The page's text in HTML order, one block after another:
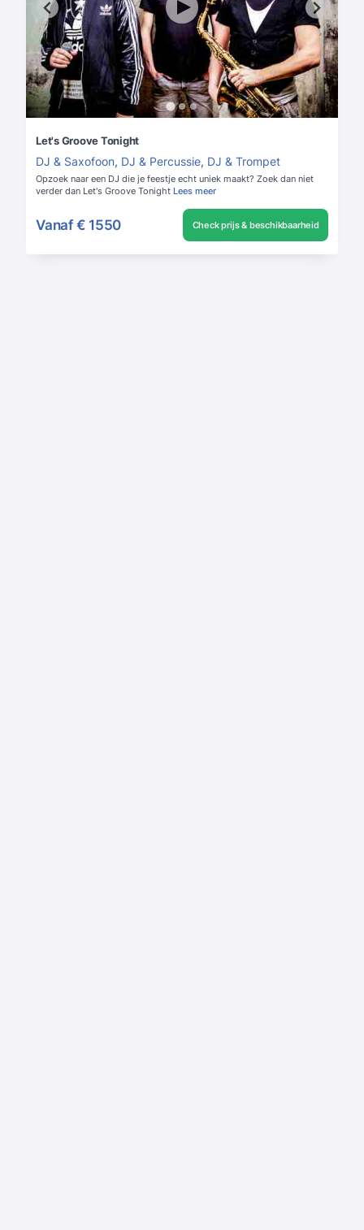
Let's Groove Tonight
DJ & Saxofoon, DJ & Percussie, DJ & Trompet
Opzoek naar een DJ die je feestje echt uniek maakt? Zoek dan niet
verder dan Let's Groove Tonight Lees meer
Vanaf € 1550 Check prijs & beschikbaarheid